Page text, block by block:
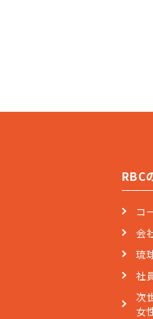
RBC
コ
会
琉
社
次
女